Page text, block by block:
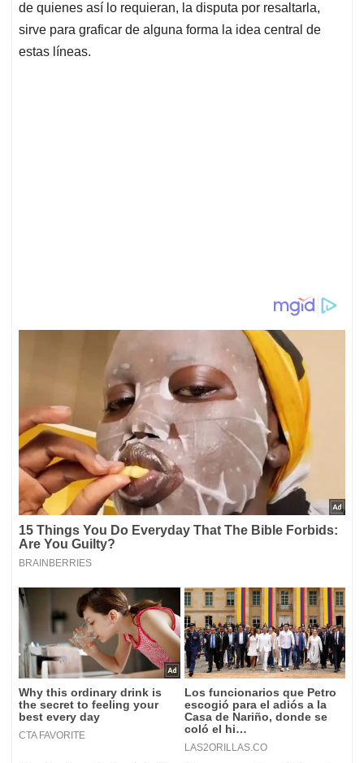
de quienes así lo requieran, la disputa por resaltarla,
sirve para graficar de alguna forma la idea central de
estas líneas.